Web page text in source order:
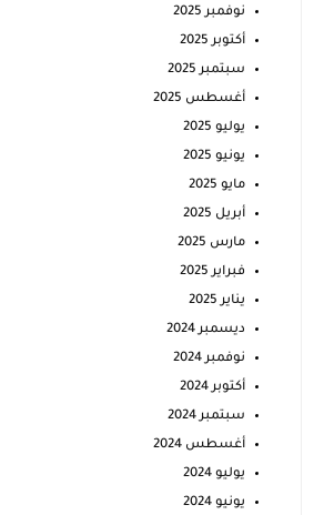
نوفمبر 2025
أكتوبر 2025
سبتمبر 2025
أغسطس 2025
يوليو 2025
يونيو 2025
مايو 2025
أبريل 2025
مارس 2025
فبراير 2025
يناير 2025
ديسمبر 2024
نوفمبر 2024
أكتوبر 2024
سبتمبر 2024
أغسطس 2024
يوليو 2024
يونيو 2024